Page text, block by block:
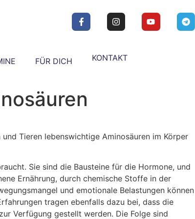
FÜR DICH KONTAKT
und Tieren lebenswichtige Aminosäuren im Körper
Sie sind die Bausteine für die Hormone, und
Ernährung, durch chemische Stoffe in der
und emotionale Belastungen können
tragen ebenfalls dazu bei, dass die
Verfügung gestellt werden. Die Folge sind